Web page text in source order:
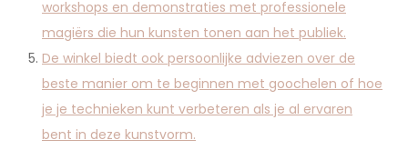
workshops en demonstraties met professionele
magiërs die hun kunsten tonen aan het publiek.
De winkel biedt ook persoonlijke adviezen over de
beste manier om te beginnen met goochelen of hoe
je je technieken kunt verbeteren als je al ervaren
bent in deze kunstvorm.